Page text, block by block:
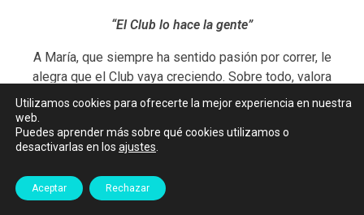
“El Club lo hace la gente”
A María, que siempre ha sentido pasión por correr, le
alegra que el Club vaya creciendo. Sobre todo, valora
poder compartir aquello que le apasiona con otras
personas y disfrutar de un rato en buena compañía. En
el Club, los participantes no ponen el foco en correr,
sino en la vivencia que se genera alrededor: “Correr
es la excusa, la gente sobre todo se une al Club
porque hay buen rollo entre nosotros y porque estás
Utilizamos cookies para ofrecerte la mejor experiencia en nuestra
web.
Puedes aprender más sobre qué cookies utilizamos o
desactivarlas en los ajustes
Aceptar Rechazar